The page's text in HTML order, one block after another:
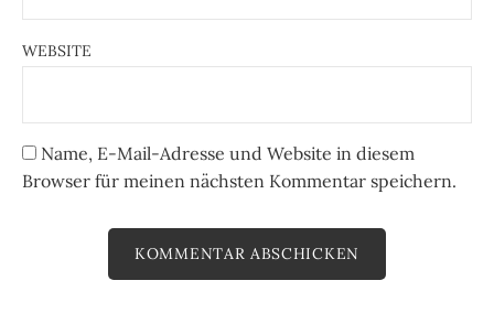
WEBSITE
Name, E-Mail-Adresse und Website in diesem
Browser für meinen nächsten Kommentar speichern.